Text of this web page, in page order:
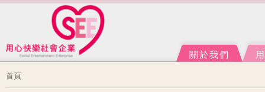
關於我們
您在這裡
首頁